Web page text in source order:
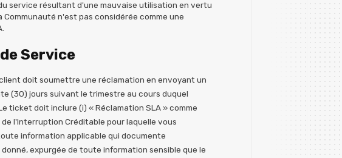
service résultant d'une mauvaise utilisation en vertu
n'est pas considérée comme une
Service
doit soumettre une réclamation en envoyant un
(30) jours suivant le trimestre au cours duquel
ticket doit inclure (i) « Réclamation SLA » comme
l'Interruption Créditable pour laquelle vous
information applicable qui documente
expurgée de toute information sensible que le